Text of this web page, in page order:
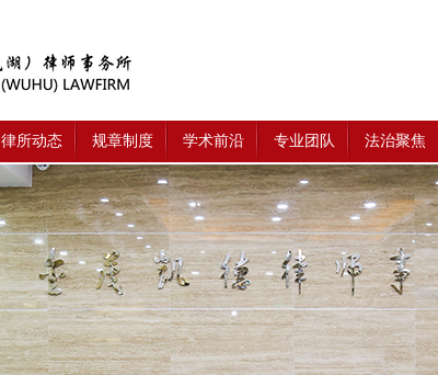
律所动态 规章制度 学术前沿 专业团队 法治聚焦